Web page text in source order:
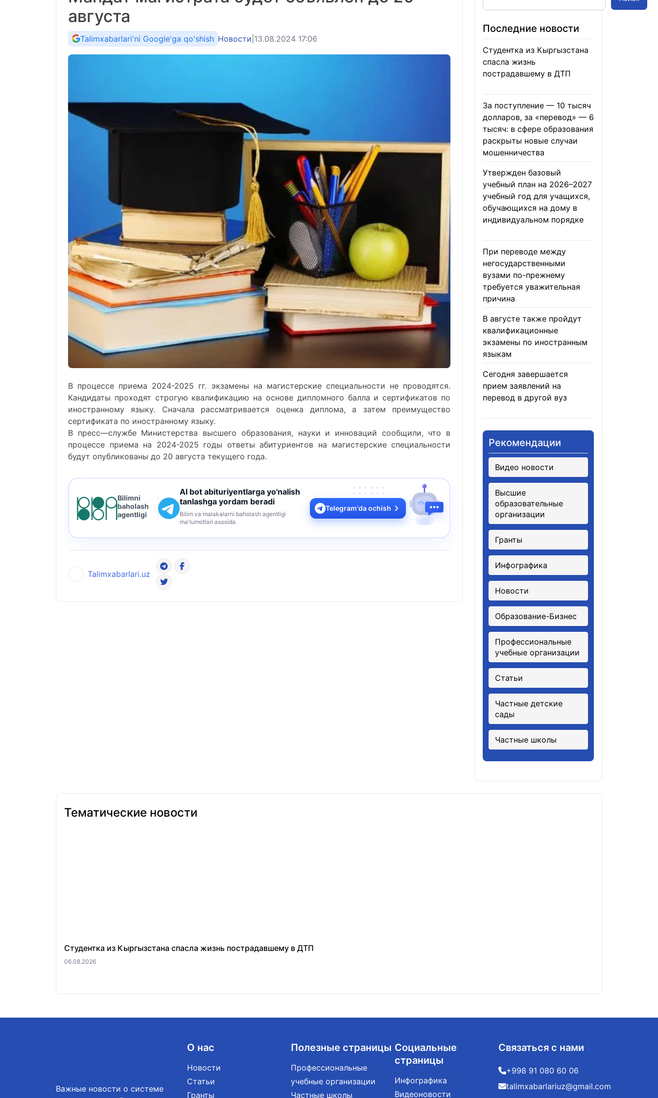
августа
Talimxabarlari'ni Google'ga qo'shish Новости 13.08.2024 17:06
В процессе приема 2024-2025 гг. экзамены на магистерские специальности не проводятся.
Кандидаты проходят строгую квалификацию наоснове дипломного балла и сертификатов по
иностранному
языку. Сначала рассматривается оценка диплома, а затем
преимущество
сертификата по иностранному языку.
В пресс—службе Министерства высшего образования, науки и инноваций сообщили, что в
процессе приема на 2024-2025 годы ответы абитуриентов на магистерские специальности
будут опубликованы до 20 августа текущего года.
Bilimni
baholash
agentligi
AI bot abituriyentlarga yo'nalish
tanlashga yordam beradi
Bilim va malakalarni baholash agentligi
ma'lumotlari asosida.
Telegram'da ochish
Talimxabarlari.uz
Последние новости
Студентка из Кыргызстана
спасла жизнь
пострадавшему в ДТП
За поступление — 10 тысяч
долларов, за «перевод» — 6
тысяч: в сфере образования
раскрыты новые случаи
мошенничества
Утвержден базовый
учебный план на 2026–2027
учебный год для учащихся,
обучающихся на дому в
индивидуальном порядке
При переводе между
негосударственными
вузами по-прежнему
требуется уважительная
причина
В августе также пройдут
квалификационные
экзамены по иностранным
языкам
Сегодня завершается
прием заявлений на
перевод в другой вуз
Рекомендации
Видео новости
Высшие
образовательные
организации
Гранты
Инфографика
Новости
Образование-Бизнес
Профессиональные
учебные организации
Статьи
Частные детские
сады
Частные школы
Тематические новости
Студентка из Кыргызстана спасла жизнь пострадавшему в ДТП
06.08.2026
Важные новости о системе
О нас
Новости
Статьи
Гранты
Полезные страницы
Профессиональные
учебные организации
Частные школы
Социальные
страницы
Инфографика
Видеоновости
Связаться с нами
+998 91 080 60 06
talimxabarlariuz@gmail.com